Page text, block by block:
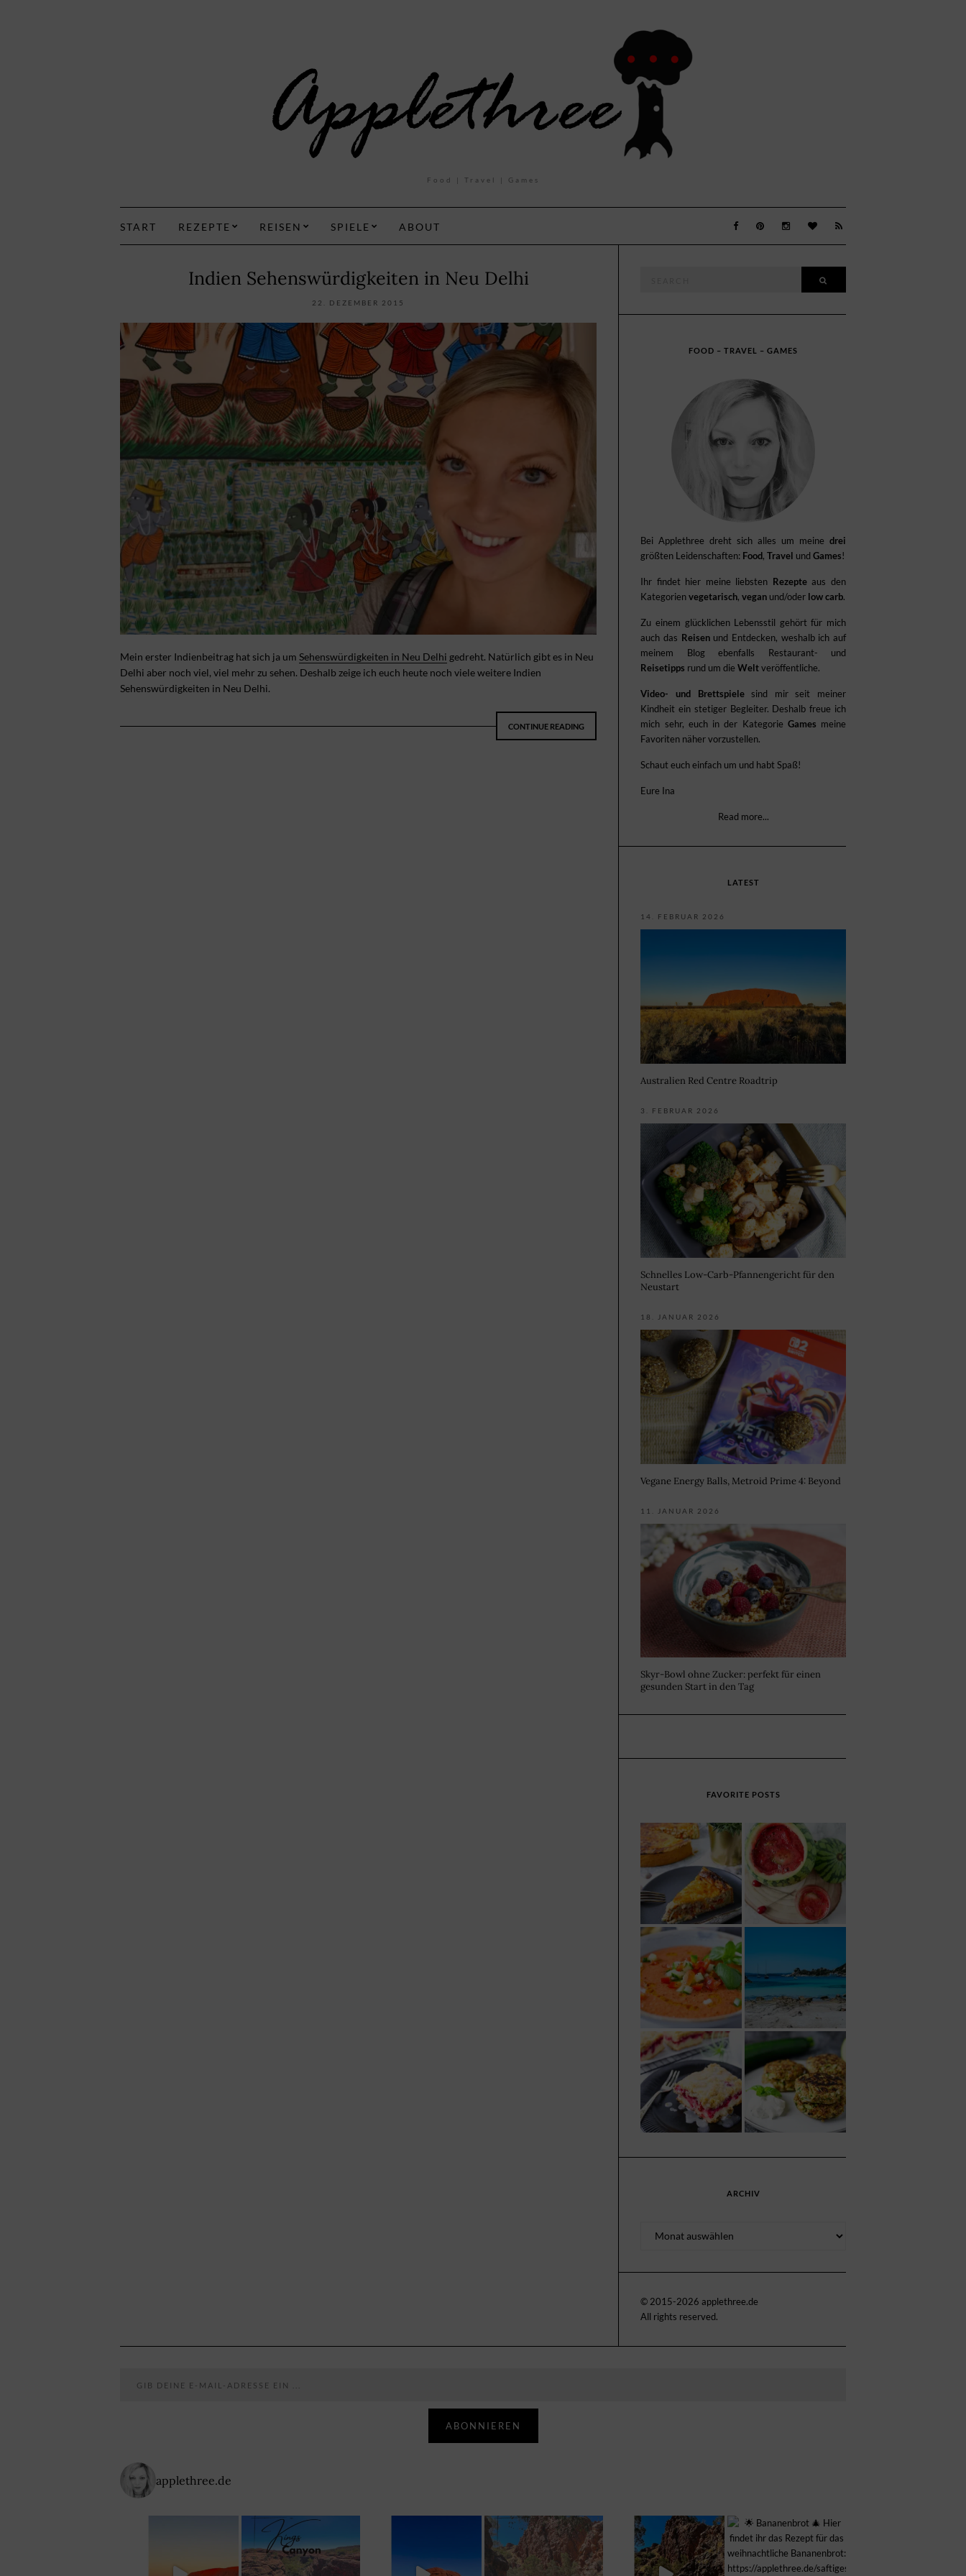
Food | Travel | Games
START REZEPTE REISEN SPIELE ABOUT
Indien Sehenswürdigkeiten in Neu Delhi
22. DEZEMBER 2015
Mein erster Indienbeitrag hat sich ja um Sehenswürdigkeiten in Neu Delhi gedreht. Natürlich gibt es in Neu
Delhi aber noch viel, viel mehr zu sehen. Deshalb zeige ich euch heute noch viele weitere Indien
Sehenswürdigkeiten in Neu Delhi.
CONTINUE READING
FOOD – TRAVEL – GAMES
Bei Applethree dreht sich alles um meine drei
größten Leidenschaften: Food,Travel undGames!
Ihr findet hier meine liebsten Rezepteaus den
Kategorienvegetarisch,vegan und/oder low carb.
Zu einem glücklichen Lebensstil gehört für mich
auch das Reisenund Entdecken, weshalb ich auf
meinem Blog ebenfalls Restaurant- und
Reisetipps rund um dieWeltveröffentliche.
Video- und Brettspielesind mir seit meiner
Kindheit ein stetiger Begleiter. Deshalb freue ich
mich sehr, euch in der Kategorie Games meine
Favoriten näher vorzustellen.
Schaut euch einfach um und habt Spaß!
Eure Ina
Read more...
LATEST
14. FEBRUAR 2026
Australien Red Centre Roadtrip
3. FEBRUAR 2026
Schnelles Low-Carb-Pfannengericht für den
Neustart
18. JANUAR 2026
Vegane Energy Balls, Metroid Prime 4: Beyond
11. JANUAR 2026
Skyr-Bowl ohne Zucker: perfekt für einen
gesunden Start in den Tag
FAVORITE POSTS
ARCHIV
© 2015-2026 applethree.de
All rights reserved.
ABONNIEREN
applethree.de